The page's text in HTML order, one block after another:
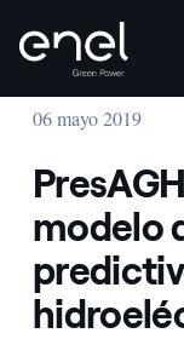
Saltar al contenido
06 mayo 2019
modelo